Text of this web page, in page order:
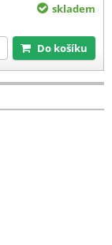
skladem
Do košíku